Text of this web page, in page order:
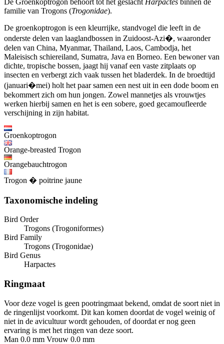
De Groenkoptrogon behoort tot het geslacht Harpactes binnen de
familie van Trogons (Trogonidae).
De groenkoptrogon is een kleurrijke, standvogel die leeft in de
onderste delen van laaglandbossen in Zuidoost-Azi�, waaronder
delen van China, Myanmar, Thailand, Laos, Cambodja, het
Maleisisch schiereiland, Sumatra, Java en Borneo. Een bewoner van
dichte, tropische bossen, jaagt hij vanaf een vaste zitplaats op
insecten en verbergt zich vaak tussen het bladerdek. In de broedtijd
(januari�mei) holt het paar samen een nest uit in een dode boom en
bekommert zich om hun jongen. Zowel mannetjes als vrouwtjes
werken hierbij samen en het is een sobere, goed gecamoufleerde
verschijning in zijn habitat.
Groenkoptrogon
Orange-breasted Trogon
Orangebauchtrogon
Trogon � poitrine jaune
Taxonomische indeling
Bird Order
Trogons (Trogoniformes)
Bird Family
Trogons (Trogonidae)
Bird Genus
Harpactes
Ringmaat
Voor deze vogel is geen pootringmaat bekend, omdat de soort niet in
de ringenlijst voorkomt. Dit kan komen doordat de vogel weinig of
niet in de avicultuur wordt gehouden, of doordat er nog geen
ervaring is met het ringen van deze soort.
Man 0.0 mm Vrouw 0.0 mm